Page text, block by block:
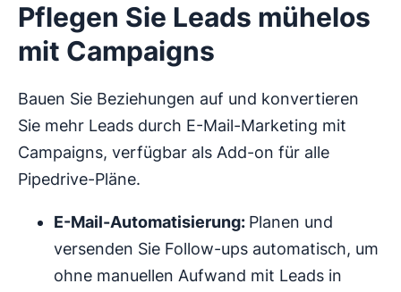
Pflegen Sie Leads mühelos
mit Campaigns
Bauen Sie Beziehungen auf und konvertieren
Sie mehr Leads durch E-Mail-Marketing mit
Campaigns, verfügbar als Add-on für alle
Pipedrive-Pläne.
E-Mail-Automatisierung: Planen und
versenden Sie Follow-ups automatisch, um
ohne manuellen Aufwand mit Leads in